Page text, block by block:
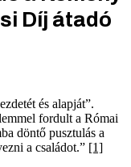
Díj átadó
és alapját”.
fordult a Római
döntő pusztulás a
a családot.” [1]